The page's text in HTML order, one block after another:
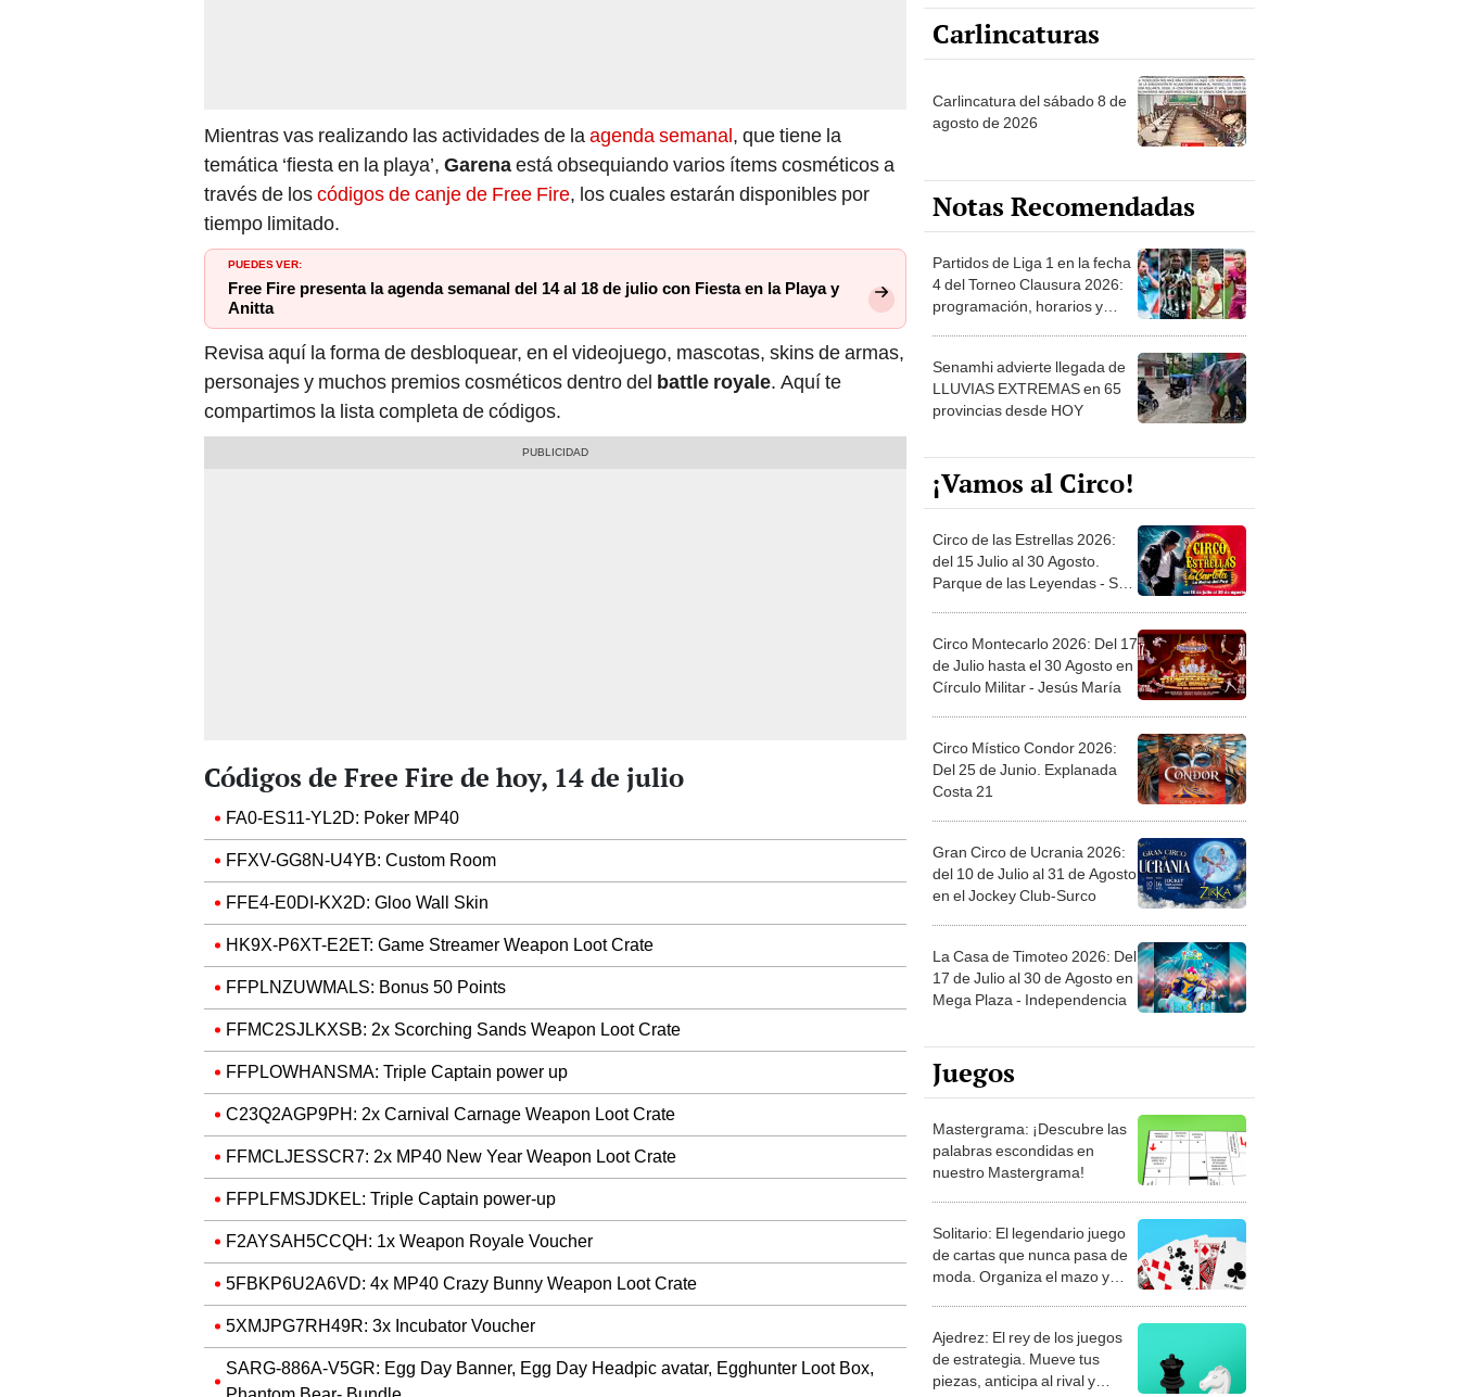
Mientras vas realizando las actividades de laagenda semanal, que tiene la
temática ‘fiesta en la playa’, Garenaestá obsequiando varios ítems cosméticos a
través de loscódigos de canje de Free Fire, los cuales estarán disponibles por
tiempo limitado.
PUEDES VER:
Free Fire presenta la agenda semanal del 14 al 18 de julio con Fiesta en la Playa y
Anitta
Revisa aquí la forma de desbloquear, en el videojuego, mascotas, skins de armas,
personajes y muchos premios cosméticos dentro del battle royale. Aquí te
compartimos la lista completa de códigos.
Códigos de Free Fire de hoy, 14 de julio
FA0-ES11-YL2D: Poker MP40
FFXV-GG8N-U4YB: Custom Room
FFE4-E0DI-KX2D: Gloo Wall Skin
HK9X-P6XT-E2ET: Game Streamer Weapon Loot Crate
FFPLNZUWMALS: Bonus 50 Points
FFMC2SJLKXSB: 2x Scorching Sands Weapon Loot Crate
FFPLOWHANSMA: Triple Captain power up
C23Q2AGP9PH: 2x Carnival Carnage Weapon Loot Crate
FFMCLJESSCR7: 2x MP40 New Year Weapon Loot Crate
FFPLFMSJDKEL: Triple Captain power-up
F2AYSAH5CCQH: 1x Weapon Royale Voucher
5FBKP6U2A6VD: 4x MP40 Crazy Bunny Weapon Loot Crate
5XMJPG7RH49R: 3x Incubator Voucher
SARG-886A-V5GR: Egg Day Banner, Egg Day Headpic avatar, Egghunter Loot Box,
Carlincaturas
Carlincatura del sábado 8 de
agosto de 2026
Notas Recomendadas
Partidos de Liga 1 en la fecha
4 del Torneo Clausura 2026:
programación, horarios y
Senamhi advierte llegada de
LLUVIAS EXTREMAS en 65
provincias desde HOY
¡Vamos al Circo!
Circo de las Estrellas 2026:
del 15 Julio al 30 Agosto.
Parque de las Leyendas - San
Circo Montecarlo 2026: Del 17
de Julio hasta el 30 Agosto en
Círculo Militar - Jesús María
Circo Místico Condor 2026:
Del 25 de Junio. Explanada
Costa 21
Gran Circo de Ucrania 2026:
del 10 de Julio al 31 de Agosto
en el Jockey Club-Surco
La Casa de Timoteo 2026: Del
17 de Julio al 30 de Agosto en
Mega Plaza - Independencia
Juegos
Mastergrama: ¡Descubre las
palabras escondidas en
nuestro Mastergrama!
Solitario: El legendario juego
de cartas que nunca pasa de
moda. Organiza el mazo y
Ajedrez: El rey de los juegos
de estrategia. Mueve tus
piezas, anticipa al rival y